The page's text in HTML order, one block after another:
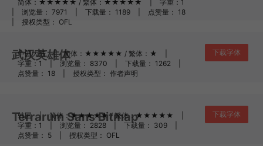
简体：★★★★★ / 繁体：★★★★★
字重：1
浏览量： 7971 下载量： 1189
点赞量： 18
授权类型： OFL
武汉英雄体
中国大陆 | 简体：★★★★★ / 繁体：★
字重：1
| 浏览量： 8370 下载量： 1262
点赞量： 18
授权类型： 作者声明
下载字体
Terrarum Sans Bitmap
韩国 | 简体：★★★★★ / 繁体：★★★★★
字重：1
浏览量： 2828 下载量： 309
点赞量： 5
授权类型： OFL
下载字体